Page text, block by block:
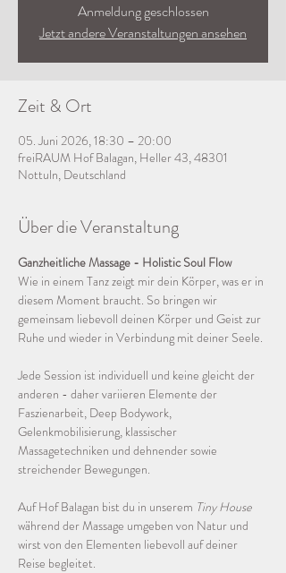
Anmeldung geschlossen
Jetzt andere Veranstaltungen ansehen
Zeit & Ort
05. Juni 2026, 18:30 – 20:00
freiRAUM Hof Balagan, Heller 43, 48301
Nottuln, Deutschland
Über die Veranstaltung
Ganzheitliche Massage - Holistic Soul Flow
Wie in einem Tanz zeigt mir dein Körper, was er in
diesem Moment braucht. So bringen wir
gemeinsam liebevoll deinen Körper und Geist zur
Ruhe und wieder in Verbindung mit deiner Seele.
Jede Session ist individuell und keine gleicht der
anderen - daher variieren Elemente der
Faszienarbeit, Deep Bodywork,
Gelenkmobilisierung, klassischer
Massagetechniken und dehnender sowie
streichender Bewegungen.
Auf Hof Balagan bist du in unserem Tiny House
während der Massage umgeben von Natur und
wirst von den Elementen liebevoll auf deiner
Reise begleitet.